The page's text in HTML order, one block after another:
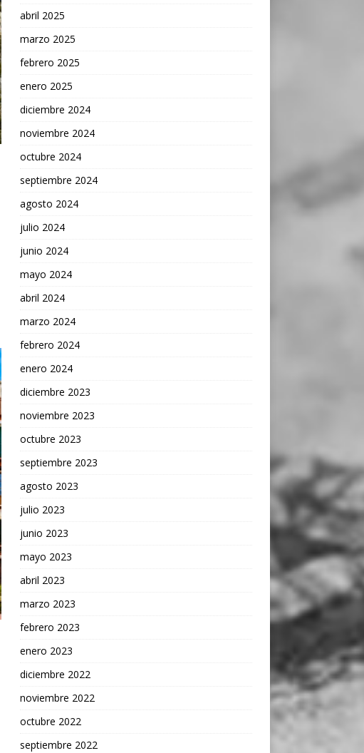
abril 2025
marzo 2025
febrero 2025
enero 2025
diciembre 2024
noviembre 2024
octubre 2024
septiembre 2024
agosto 2024
julio 2024
junio 2024
mayo 2024
abril 2024
marzo 2024
febrero 2024
enero 2024
diciembre 2023
noviembre 2023
octubre 2023
septiembre 2023
agosto 2023
julio 2023
junio 2023
mayo 2023
abril 2023
marzo 2023
febrero 2023
enero 2023
diciembre 2022
noviembre 2022
octubre 2022
septiembre 2022